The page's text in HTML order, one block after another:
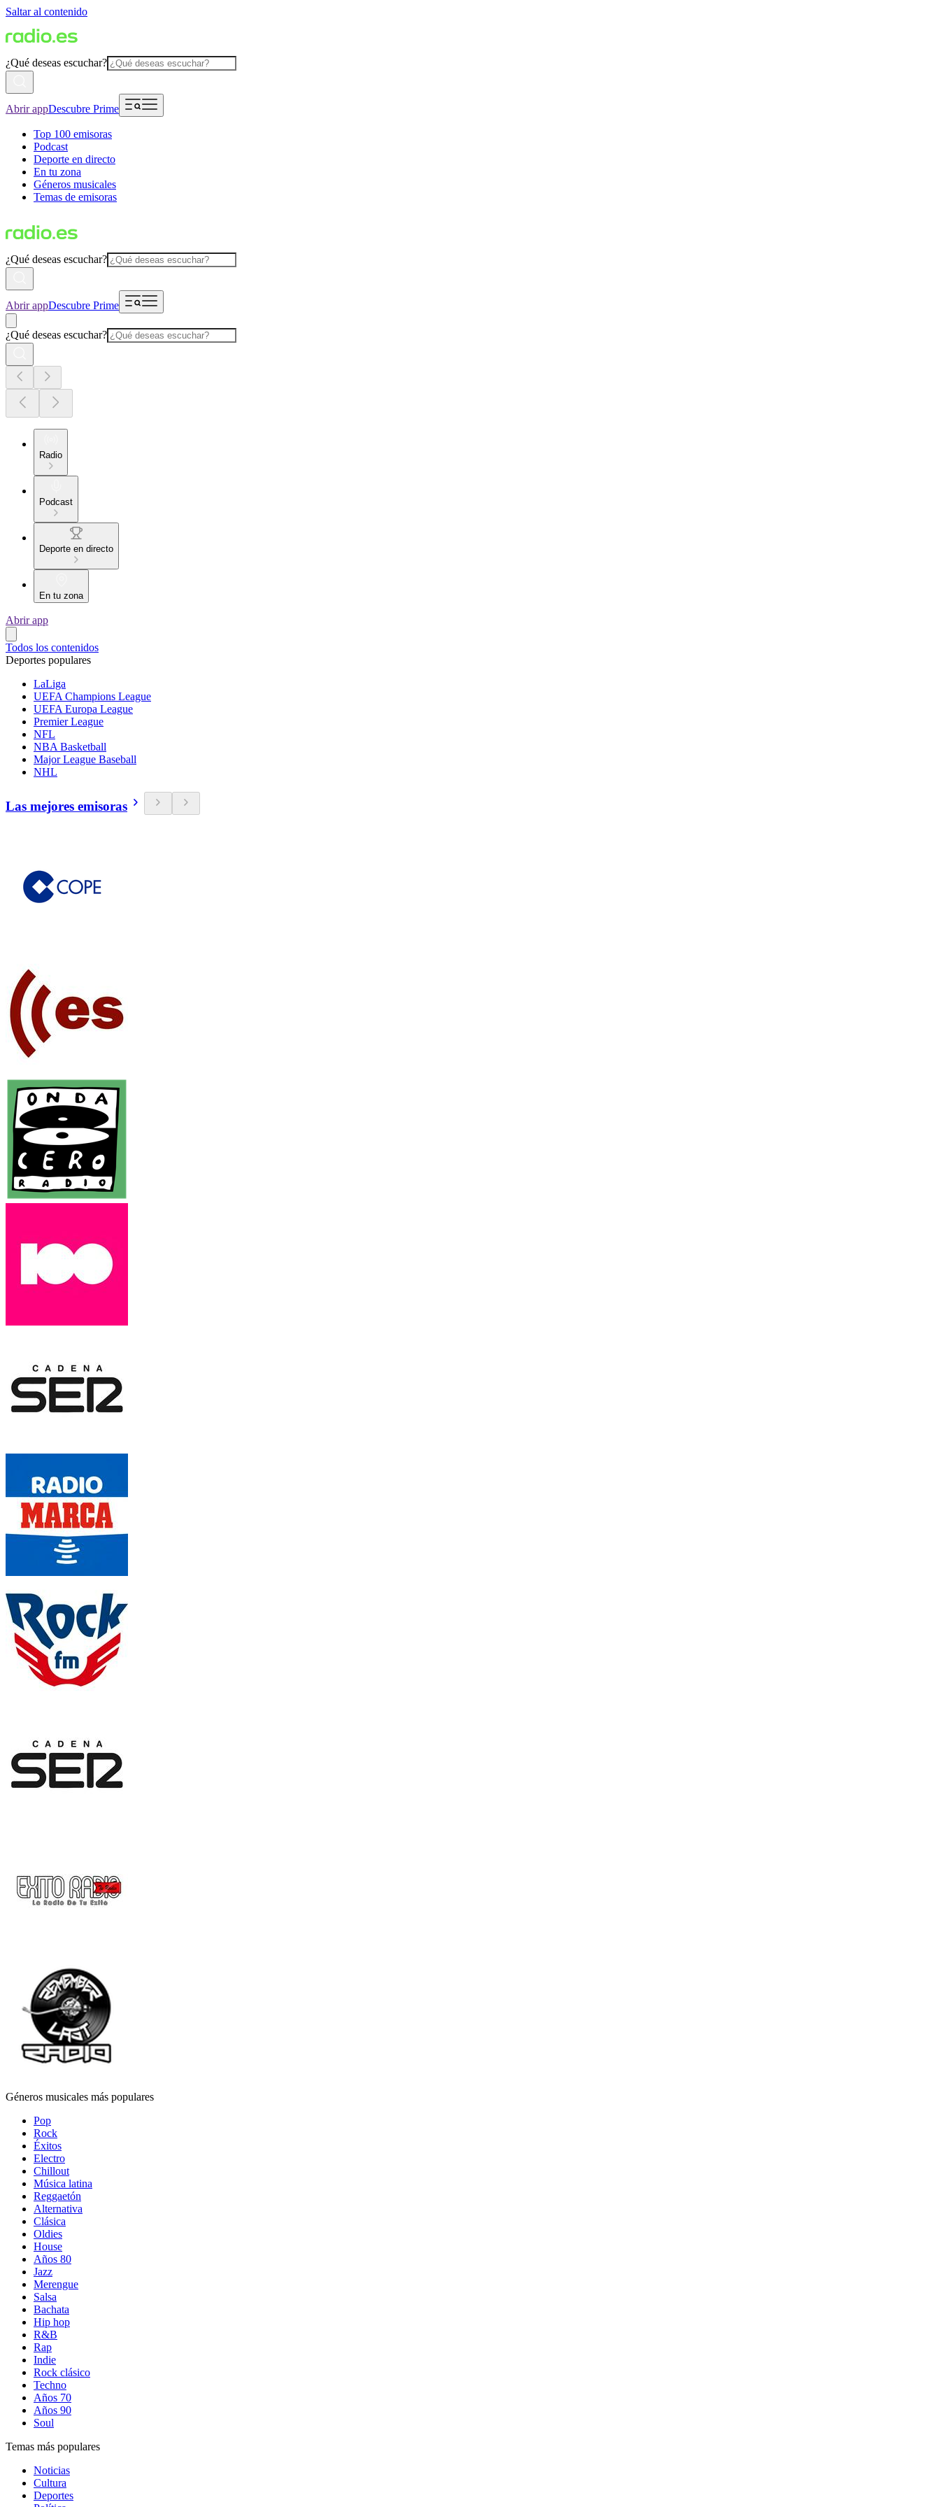
Saltar al contenido
¿Qué deseas escuchar?
Abrir appDescubre Prime
Top 100 emisoras
Podcast
Deporte en directo
En tu zona
Géneros musicales
Temas de emisoras
¿Qué deseas escuchar?
Abrir appDescubre Prime
¿Qué deseas escuchar?
Radio
Podcast
Deporte en directo
En tu zona
Abrir app
Todos los contenidos
Deportes populares
LaLiga
UEFA Champions League
UEFA Europa League
Premier League
NFL
NBA Basketball
Major League Baseball
NHL
Las mejores emisoras
Géneros musicales más populares
Pop
Rock
Éxitos
Electro
Chillout
Música latina
Reggaetón
Alternativa
Clásica
Oldies
House
Años 80
Jazz
Merengue
Salsa
Bachata
Hip hop
R&B
Rap
Indie
Rock clásico
Techno
Años 70
Años 90
Soul
Temas más populares
Noticias
Cultura
Deportes